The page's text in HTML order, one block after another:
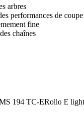
arbres
performances de coupe
fine
chaînes
194 TC-ERollo E